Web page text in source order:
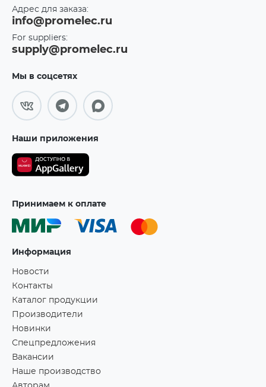
Адрес для заказа:
info@promelec.ru
For suppliers:
supply@promelec.ru
Мы в соцсетях
Наши приложения
Принимаем к оплате
Информация
Новости
Контакты
Каталог продукции
Производители
Новинки
Спецпредложения
Вакансии
Наше производство